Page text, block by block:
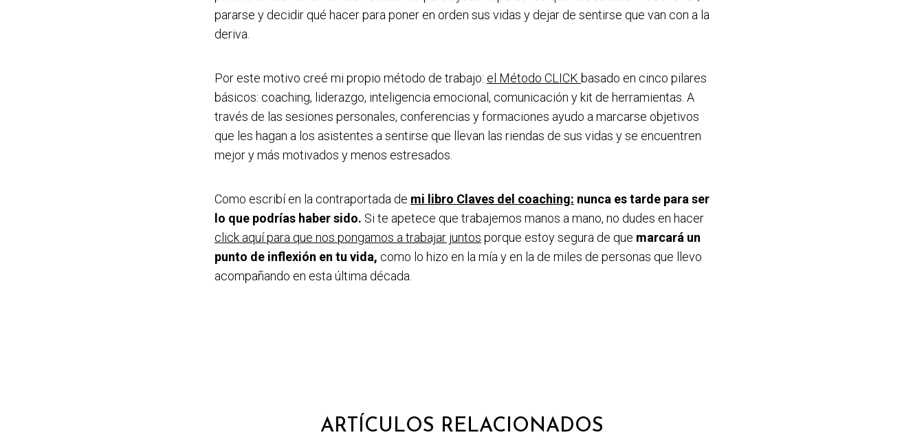
pararse y decidir qué hacer para poner en orden sus vidas y dejar de sentirse que van con a la
deriva.
Por este motivo creé mi propio método de trabajo: el Método CLICK basado en cinco pilares
básicos: coaching, liderazgo, inteligencia emocional, comunicación y kit de herramientas. A
través de las sesiones personales, conferencias y formaciones ayudo a marcarse objetivos
que les hagan a los asistentes a sentirse que llevan las riendas de sus vidas y se encuentren
mejor y más motivados y menos estresados.
Como escribí en la contraportada de mi libro Claves del coaching: nunca es tarde para ser
lo que podrías haber sido. Si te apetece que trabajemos manos a mano, no dudes en hacer
click aquí para que nos pongamos a trabajar juntos porque estoy segura de que marcará un
punto de inflexión en tu vida, como lo hizo en la mía y en la de miles de personas que llevo
acompañando en esta última década.
ARTÍCULOS RELACIONADOS